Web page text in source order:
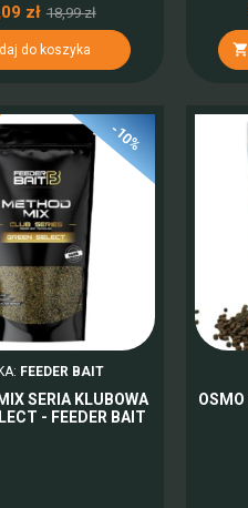
zł 18,99 zł
do koszyka 
-10%
FEEDER BAIT
SERIA KLUBOWA
- FEEDER BAIT
OSMO